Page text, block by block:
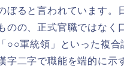
ぼると言われています。
のの、正式官職ではなく
○○軍統領」といった複
字二字で職能を端的に示